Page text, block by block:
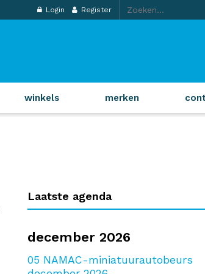
Login Register
winkels merken
Laatste agenda
december 2026
05 NAMAC-miniatuurautobeurs